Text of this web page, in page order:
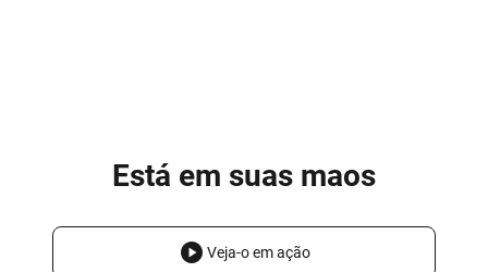
Está em suas maos
Veja-o em ação